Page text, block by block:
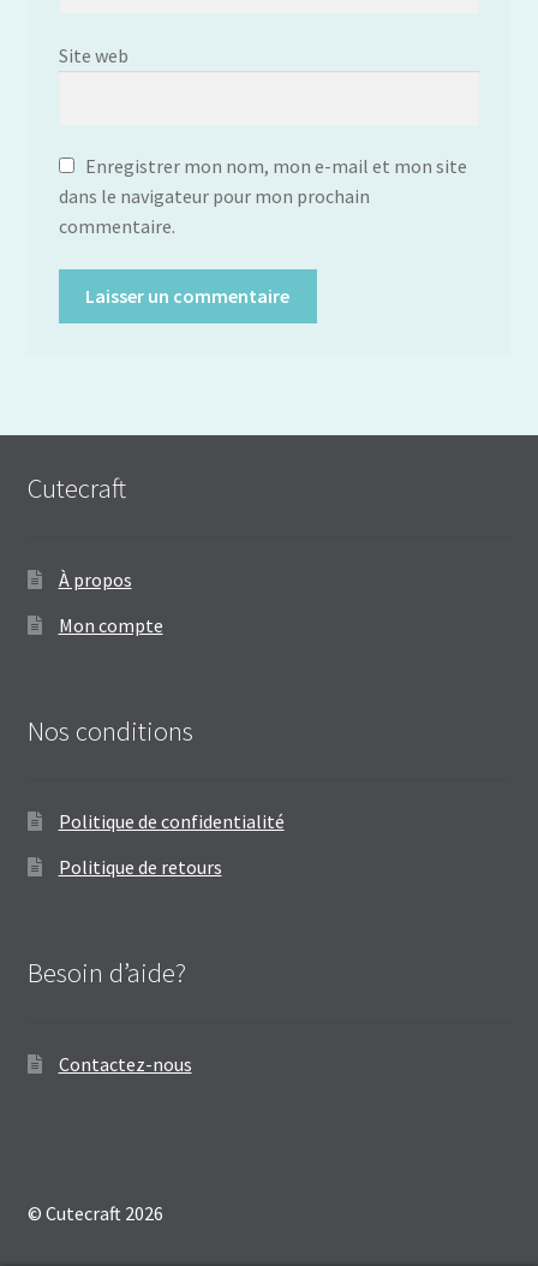
Site web
Enregistrer mon nom, mon e-mail et mon site
dans le navigateur pour mon prochain
commentaire.
Cutecraft
À propos
Mon compte
Nos conditions
Politique de confidentialité
Politique de retours
Besoin d’aide?
Contactez-nous
© Cutecraft 2026